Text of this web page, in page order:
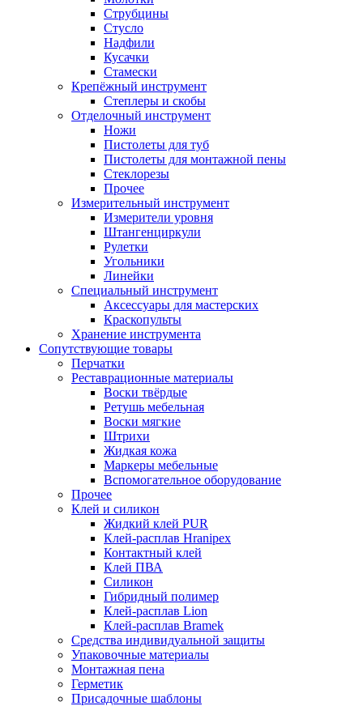
Струбцины
Стусло
Надфили
Кусачки
Стамески
Крепёжный инструмент
Степлеры и скобы
Отделочный инструмент
Ножи
Пистолеты для туб
Пистолеты для монтажной пены
Стеклорезы
Прочее
Измерительный инструмент
Измерители уровня
Штангенциркули
Рулетки
Угольники
Линейки
Специальный инструмент
Аксессуары для мастерских
Краскопульты
Хранение инструмента
Сопутствующие товары
Перчатки
Реставрационные материалы
Воски твёрдые
Ретушь мебельная
Воски мягкие
Штрихи
Жидкая кожа
Маркеры мебельные
Вспомогательное оборудование
Прочее
Клей и силикон
Жидкий клей PUR
Клей-расплав Hranipex
Контактный клей
Клей ПВА
Силикон
Гибридный полимер
Клей-расплав Lion
Клей-расплав Bramek
Средства индивидуальной защиты
Упаковочные материалы
Монтажная пена
Герметик
Присадочные шаблоны